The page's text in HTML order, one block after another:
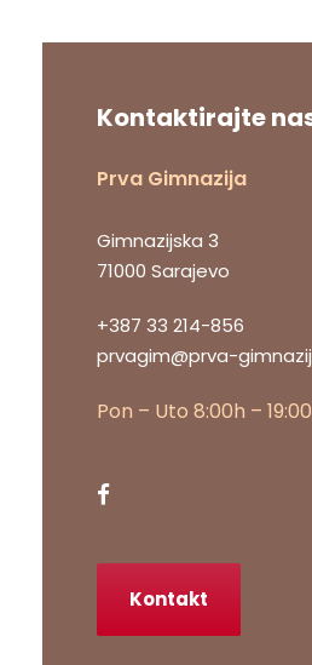
Kontaktirajte
Prva Gimnazija
Gimnazijska 3
71000 Sarajevo
+387 33 214-856
prvagim@prva-
Pon – Uto 8:00h –
Kontakt